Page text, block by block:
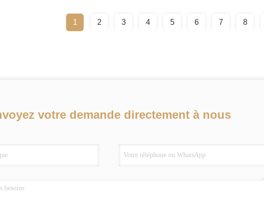
1 2 3 4 5 6 7 8
votre demande directement à nous